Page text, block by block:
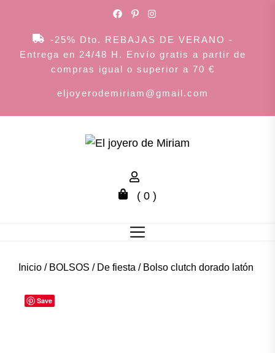
content
-25% Dto. REBAJAS DE VERANO -
Entrega en 24/48 H. Envío gratis a partir de
compras igual o superior a 70 €
eljoyerodemiriam@gmail.com
joyero
de
( 0 )
Inicio / BOLSOS / De fiesta / Bolso clutch dorado latón
Save